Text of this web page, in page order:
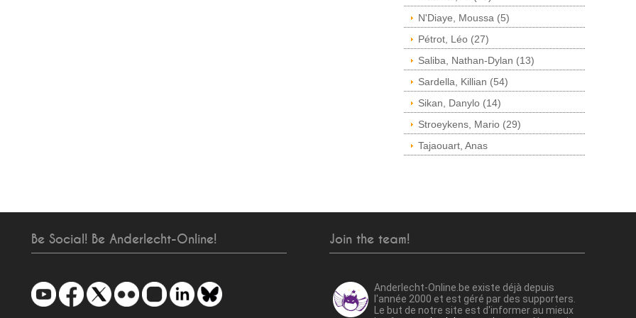
N'Diaye, Moussa (5)
Pétrot, Léo (27)
Saliba, Nathan-Dylan (13)
Sardella, Killian (54)
Sikan, Danylo (14)
Stroeykens, Mario (29)
Tajaouart, Anas
Be Social! Be Anderlecht-Online! Join the team!
Anderlecht-Online.be existe déjà depuis
l'année 2000 et est géré par des supporters.
Le but de notre site est d'informer au mieux